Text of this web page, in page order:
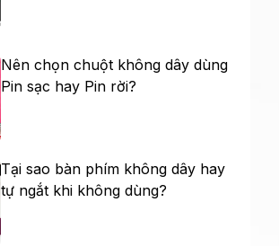
Nên chọn chuột không dây dùng
Pin sạc hay Pin rời?
Tại sao bàn phím không dây hay
tự ngắt khi không dùng?